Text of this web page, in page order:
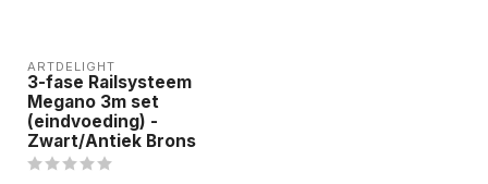
ARTDELIGHT
3-fase Railsysteem
Megano 3m set
(eindvoeding) -
Zwart/Antiek Brons